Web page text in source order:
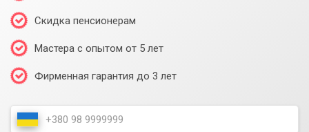
Скидка пенсионерам
Мастера с опытом от 5 лет
Фирменная гарантия до 3 лет